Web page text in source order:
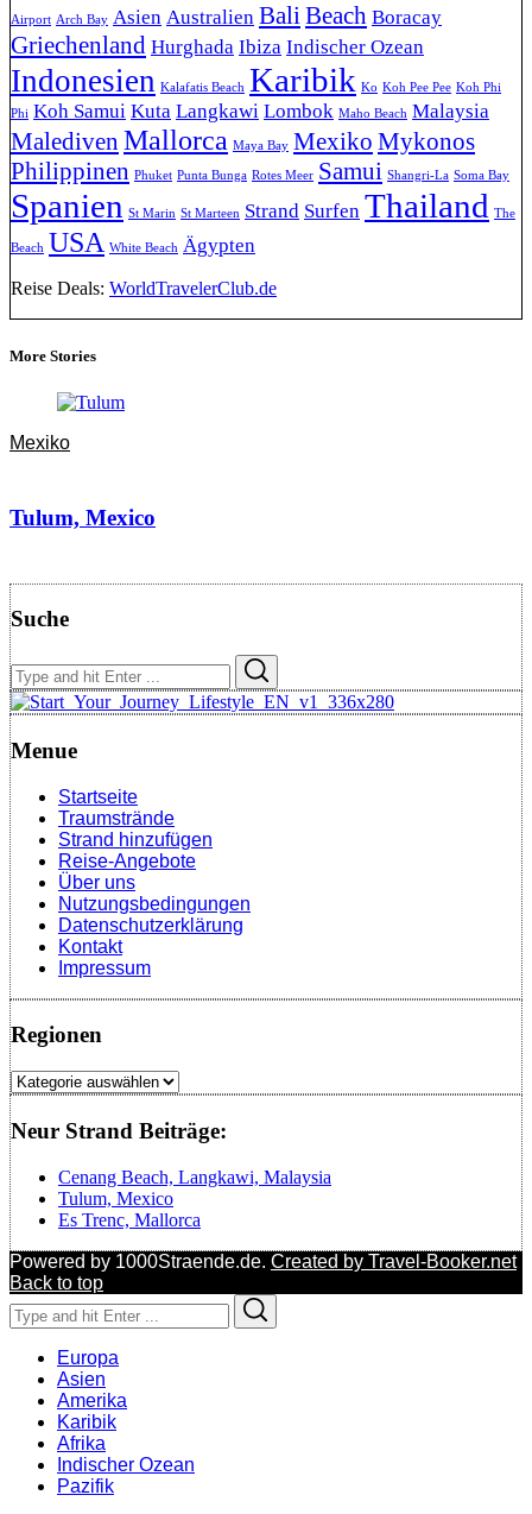
Airport Arch Bay Asien Australien BaliBeach Boracay
Griechenland Hurghada Ibiza Indischer Ozean
Indonesien Kalafatis Beach Karibik Ko Koh Pee Pee Koh Phi
Phi Koh Samui Kuta Langkawi Lombok Maho Beach Malaysia
Malediven Mallorca Maya Bay Mexiko Mykonos
Philippinen Phuket Punta Bunga Rotes Meer Samui Shangri-La Soma Bay
Spanien St Marin St Marteen Strand Surfen Thailand The
Beach USA White Beach Ägypten
Reise Deals: WorldTravelerClub.de
More Stories
Mexiko
Tulum, Mexico
Suche
Search
for:
Menue
Startseite
Traumstrände
Strand hinzufügen
Reise-Angebote
Über uns
Nutzungsbedingungen
Datenschutzerklärung
Kontakt
Impressum
Regionen
Regionen
Neur Strand Beiträge:
Cenang Beach, Langkawi, Malaysia
Tulum, Mexico
Es Trenc, Mallorca
Powered by 1000Straende.de. Created by Travel-Booker.net
Back to top
Search
for:
Europa
Asien
Amerika
Karibik
Afrika
Indischer Ozean
Pazifik